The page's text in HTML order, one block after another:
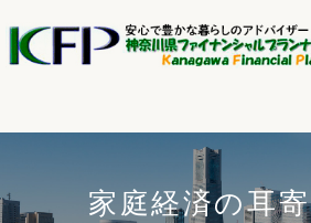
家庭経済の耳